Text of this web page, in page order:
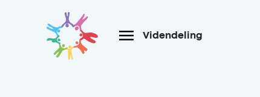
Videndeling